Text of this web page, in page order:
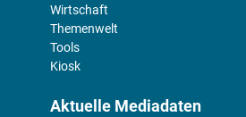
Wirtschaft
Themenwelt
Tools
Kiosk
Aktuelle Mediadaten